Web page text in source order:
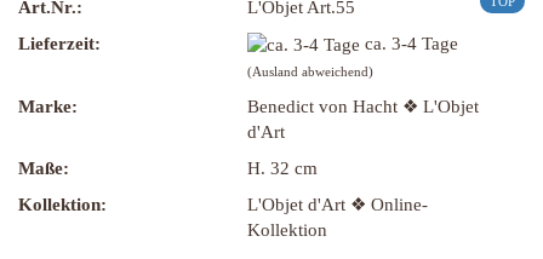
Art.Nr.:
L'Objet Art.55
Lieferzeit:
ca. 3-4 Tage
(Ausland abweichend)
Marke:
Benedict von Hacht ❖ L'Objet
d'Art
Maße:
H. 32 cm
Kollektion:
L'Objet d'Art ❖ Online-
Kollektion